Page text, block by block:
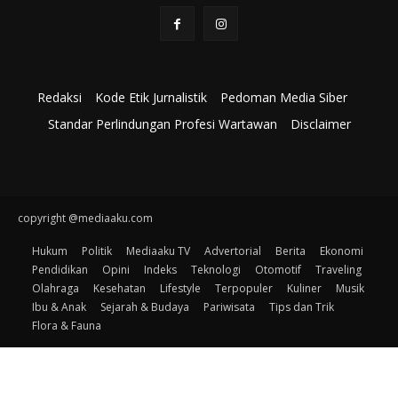
Redaksi Kode Etik Jurnalistik
Pedoman Media Siber
Standar Perlindungan Profesi Wartawan
Disclaimer
copyright @mediaaku.com
Hukum Politik Mediaaku TV Advertorial Berita
Ekonomi
Pendidikan
Opini Indeks Teknologi Otomotif
Traveling
Olahraga
Kesehatan Lifestyle Terpopuler Kuliner
Musik
Ibu & Anak
Sejarah & Budaya Pariwisata
Tips dan Trik
Flora & Fauna